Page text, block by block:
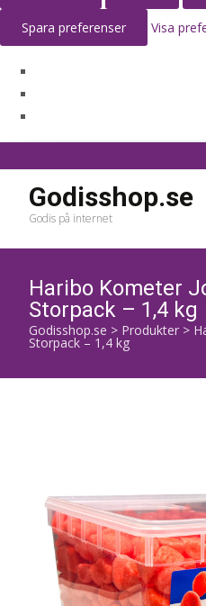
Spara preferenser Visa
Godisshop.se
Godis på internet
Haribo Kometer
Storpack – 1,4 kg
Godisshop.se > Produkter >
Storpack – 1,4 kg